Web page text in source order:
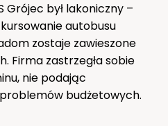
Grójec był lakoniczny –
autobusu
zostaje zawieszone
Firma zastrzegła sobie
nie podając
budżetowych.